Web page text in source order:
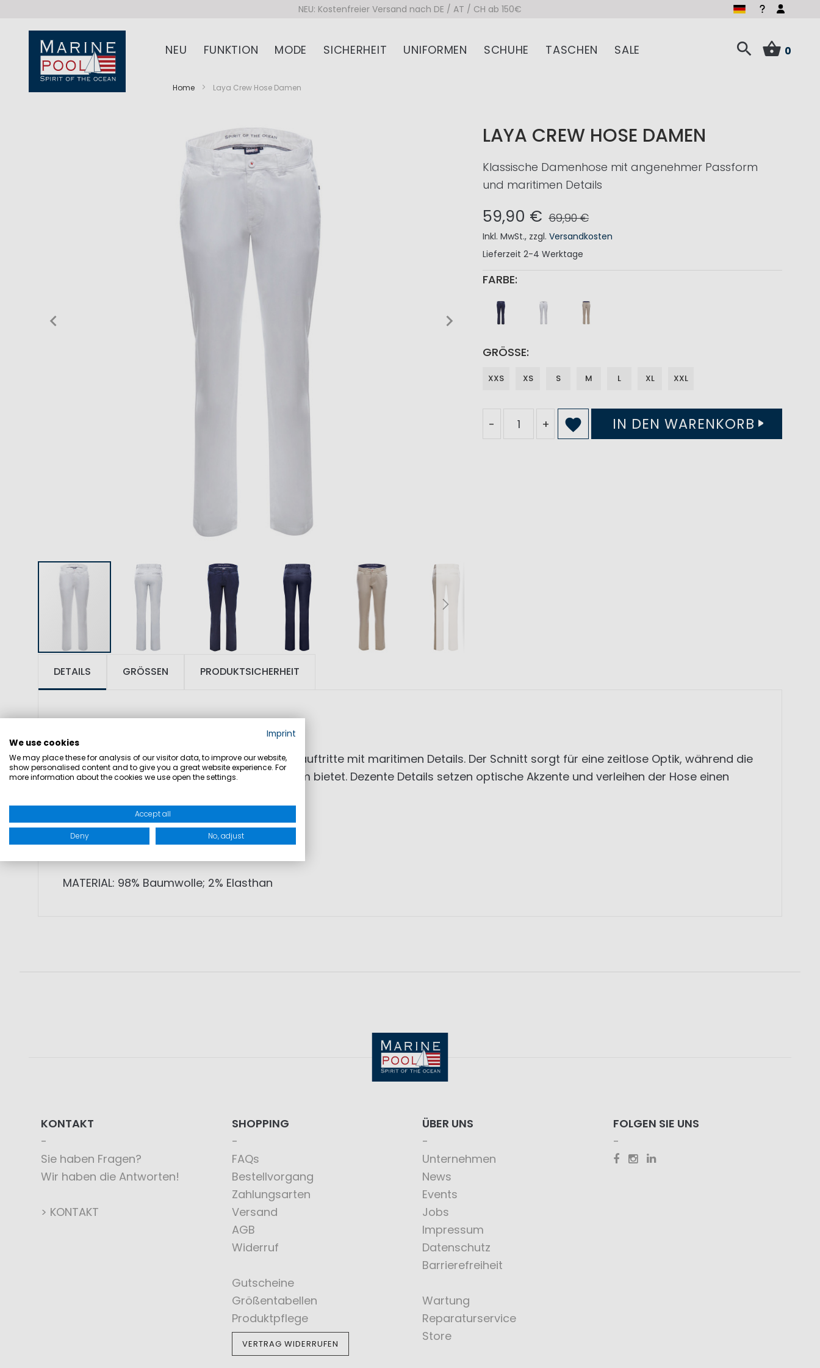
NEU: Kostenfreier Versand nach DE / AT / CH ab 150€
NEU FUNKTION MODE SICHERHEIT UNIFORMEN SCHUHE TASCHEN SALE 0
Home Laya Crew Hose Damen
LAYA CREW HOSE DAMEN
Klassische Damenhose mit angenehmer Passform
und maritimen Details
59,90 € 69,90 €
Inkl. MwSt., zzgl.Versandkosten
Lieferzeit 2-4 Werktage
FARBE
GRÖSSE
XXS XS S M L XL XXL
- + IN DEN WARENKORB
DETAILS
SKU: 1003024
Klassische Damenhose für Alltag und Teamauftritte mit maritimen Details. Der Schnitt sorgt für eine zeitlose Optik, während die
Materialmischung eine angenehme Passform bietet. Dezente Details setzen optische Akzente und verleihen der Hose einen
• Angenehme Passform
• Vielseitig kombinierbar
MATERIAL: 98% Baumwolle; 2% Elasthan
GRÖSSEN PRODUKTSICHERHEIT
KONTAKT
Sie haben Fragen?
Wir haben die Antworten!
> KONTAKT
SHOPPING
FAQs
Bestellvorgang
Zahlungsarten
Versand
AGB
Widerruf
Gutscheine
Größentabellen
Produktpflege
VERTRAG WIDERRUFEN
ÜBER UNS
Unternehmen
News
Events
Jobs
Impressum
Datenschutz
Barrierefreiheit
Wartung
Reparaturservice
Store
FOLGEN SIE UNS
Imprint
We use cookies
We may place these for analysis of our visitor data, to improve our website,
show personalised content and to give you a great website experience. For
more information about the cookies we use open the settings.
Accept all
Deny No, adjust